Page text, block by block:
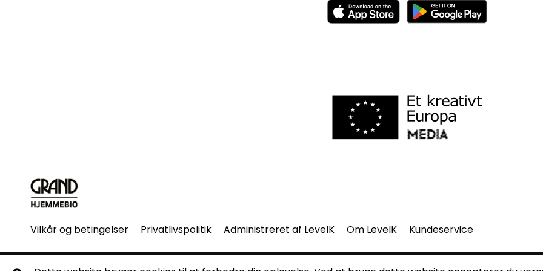
Vilkår og betingelser Privatlivspolitik Administreret af LevelK Om LevelK Kundeservice